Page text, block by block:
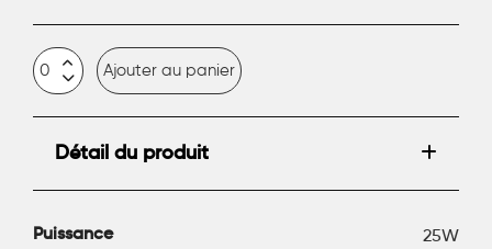
Ajouter au panier
Détail du produit
Puissance 25W